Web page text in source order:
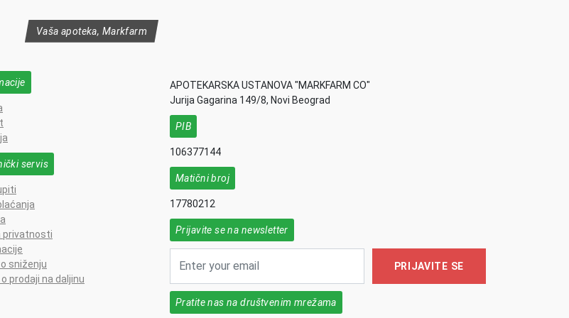
Vaša apoteka, Markfarm
servis
privatnosti
sniženju
prodaji na daljinu
APOTEKARSKA USTANOVA "MARKFARM CO"
Jurija Gagarina 149/8, Novi Beograd
PIB
106377144
Matični broj
17780212
Prijavite se na newsletter
PRIJAVITE SE
Pratite nas na društvenim mrežama